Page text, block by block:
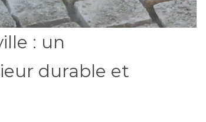
: un
durable et